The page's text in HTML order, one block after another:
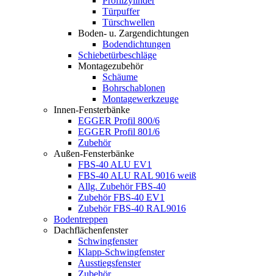
Türpuffer
Türschwellen
Boden- u. Zargendichtungen
Bodendichtungen
Schiebetürbeschläge
Montagezubehör
Schäume
Bohrschablonen
Montagewerkzeuge
Innen-Fensterbänke
EGGER Profil 800/6
EGGER Profil 801/6
Zubehör
Außen-Fensterbänke
FBS-40 ALU EV1
FBS-40 ALU RAL 9016 weiß
Allg. Zubehör FBS-40
Zubehör FBS-40 EV1
Zubehör FBS-40 RAL9016
Bodentreppen
Dachflächenfenster
Schwingfenster
Klapp-Schwingfenster
Ausstiegsfenster
Zubehör